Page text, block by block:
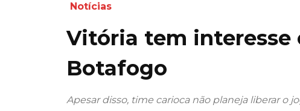
Notícias
Vitória tem interesse
Botafogo
Apesar disso, time carioca não planeja liberar o